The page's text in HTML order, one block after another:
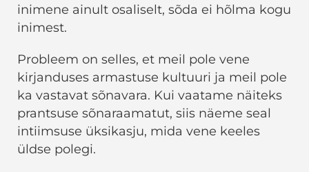
inimene ainult osaliselt, sõda ei hõlma kogu
inimest.
Probleem on selles, et meil pole vene
kirjanduses armastuse kultuuri ja meil pole
ka vastavat sõnavara. Kui vaatame näiteks
prantsuse sõnaraamatut, siis näeme seal
intiimsuse üksikasju, mida vene keeles
üldse polegi.